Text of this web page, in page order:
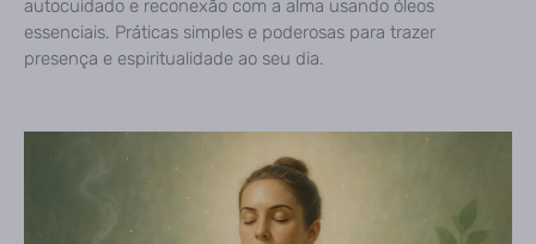
autocuidado e reconexão com a alma usando óleos
essenciais. Práticas simples e poderosas para trazer
presença e espiritualidade ao seu dia.